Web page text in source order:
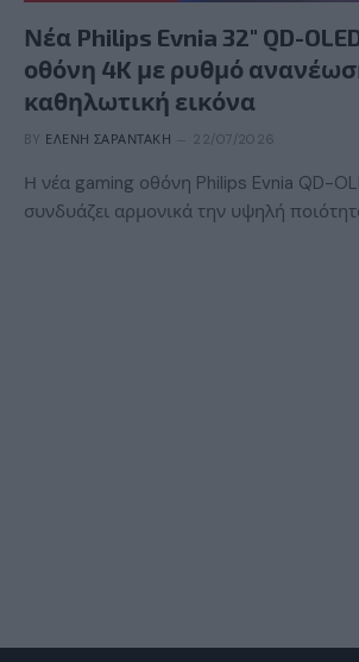
Νέα Philips Evnia 32″ QD-
οθόνη 4K με ρυθμό
καθηλωτική εικόνα
BY ΕΛΈΝΗ ΣΑΡΑΝΤΆΚΗ 22/07/2026
Η νέα gaming οθόνη Philips Evnia QD-
συνδυάζει αρμονικά την υψηλή